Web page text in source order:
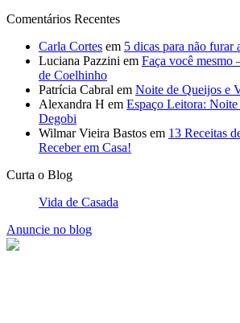
Comentários Recentes
Carla Cortes em 5 dicas para não furar
Luciana Pazzini em Faça você mesmo
de Coelhinho
Patrícia Cabral em Noite de Queijos e
Alexandra H em Espaço Leitora:
Degobi
Wilmar Vieira Bastos em 13 Receitas
Receber em Casa!
Curta o Blog
Vida de Casada
Anuncie no blog